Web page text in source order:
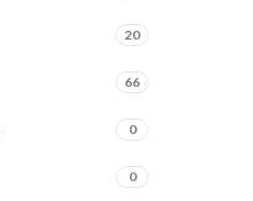
20
66
0
0